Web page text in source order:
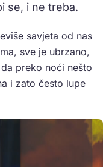
se, i ne treba.
savjeta od nas
sve je ubrzano,
preko noći nešto
i zato često lupe